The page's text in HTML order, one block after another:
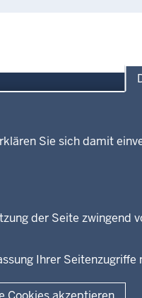
Sie sich damit
der Seite zwingend
Ihrer Seitenzugriffe